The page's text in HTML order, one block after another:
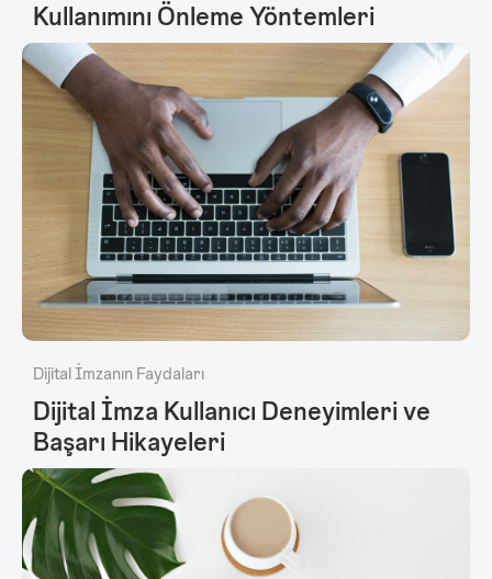
Kullanımını Önleme Yöntemleri
Dijital İmzanın Faydaları
Dijital İmza Kullanıcı Deneyimleri ve
Başarı Hikayeleri